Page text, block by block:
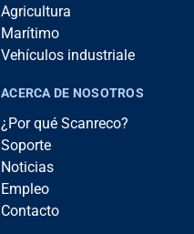
Agricultura
Marítimo
Vehículos industriale
ACERCA DE NOSOTROS
¿Por qué Scanreco?
Soporte
Noticias
Empleo
Contacto